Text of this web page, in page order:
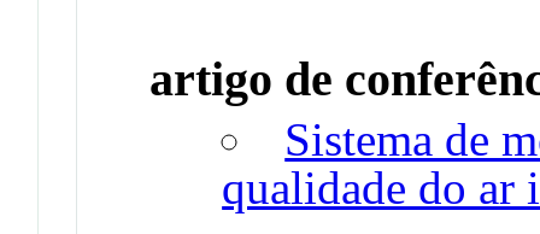
artigo de
Sistema de
qualidade do ar